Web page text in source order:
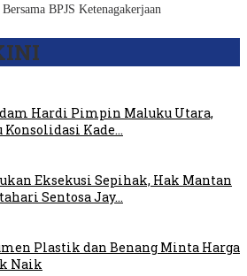
Hardi Pimpin Maluku Utara,
Konsolidasi Kade…
Eksekusi Sepihak, Hak Mantan
Sentosa Jay…
Plastik dan Benang Minta Harga
Naik